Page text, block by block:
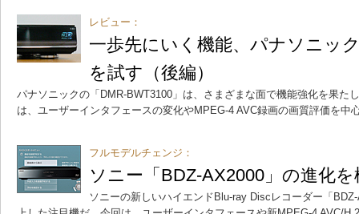
レビュー：
一歩先にいく機能、パナソニッ
を試す（後編）
パナソニックの「DMR-BWT3100」は、さまざまな面で機能強化を果た
は、ユーザーインタフェースの変化やMPEG-4 AVC録画の画質評価を中
フルモデルチェンジ：
ソニー「BDZ-AX2000」の進化
ソニーの新しいハイエンドBlu-ray Discレコーダー「